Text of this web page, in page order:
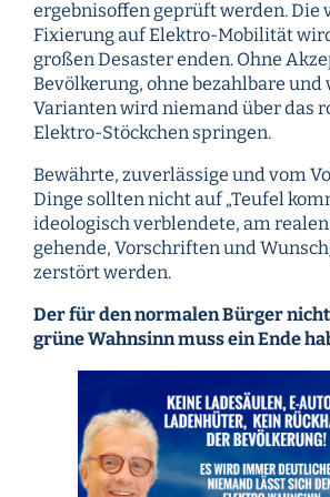
ergebnisoffen geprüft werden. Die
Fixierung auf Elektro-Mobilität
großen Desaster enden. Ohne
Bevölkerung, ohne bezahlbare
Varianten wird niemand über das
Elektro-Stöckchen springen.
Bewährte, zuverlässige und vom
Dinge sollten nicht auf „Teufel
ideologisch verblendete, am
gehende, Vorschriften und
zerstört werden.
Der für den normalen Bürger
grüne Wahnsinn muss ein Ende